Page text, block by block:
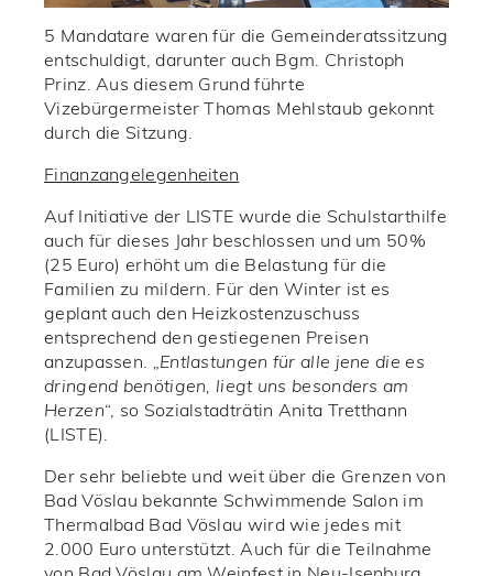
5 Mandatare waren für die Gemeinderatssitzung
entschuldigt, darunter auch Bgm. Christoph
Prinz. Aus diesem Grund führte
Vizebürgermeister Thomas Mehlstaub gekonnt
durch die Sitzung.
Finanzangelegenheiten
Auf Initiative der LISTE wurde die Schulstarthilfe
auch für dieses Jahr beschlossen und um 50%
(25 Euro) erhöht um die Belastung für die
Familien zu mildern. Für den Winter ist es
geplant auch den Heizkostenzuschuss
entsprechend den gestiegenen Preisen
anzupassen. „Entlastungen für alle jene die es
dringend benötigen, liegt uns besonders am
Herzen“, so Sozialstadträtin Anita Tretthann
(LISTE).
Der sehr beliebte und weit über die Grenzen von
Bad Vöslau bekannte Schwimmende Salon im
Thermalbad Bad Vöslau wird wie jedes mit
2.000 Euro unterstützt. Auch für die Teilnahme